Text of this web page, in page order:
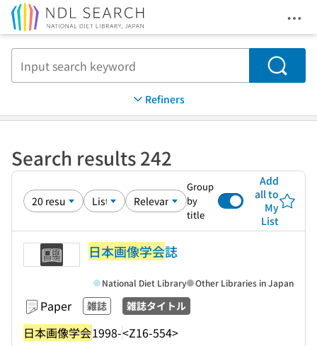
Search
Refiners
Search results 242
Group
by
title
Add
all to
My
List
日本画像学会誌
Paper 雑誌 雑誌タイトル
日本画像学会1998-<Z16-554>
National Diet Library Other Libraries in Japan